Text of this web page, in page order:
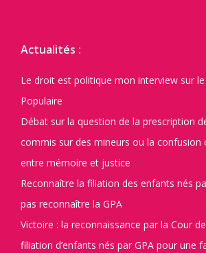
Actualités :
Le droit est politique mon interview sur le
Populaire
Débat sur la question de la prescription
commis sur des mineurs ou la confusion
entre mémoire et justice
Reconnaître la filiation des enfants nés
pas reconnaître la GPA
Victoire : la reconnaissance par la Cour
filiation d’enfants nés par GPA pour une